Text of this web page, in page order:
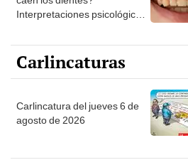
Interpretaciones psicológicas
Carlincaturas
Carlincatura del jueves 6 de
agosto de 2026